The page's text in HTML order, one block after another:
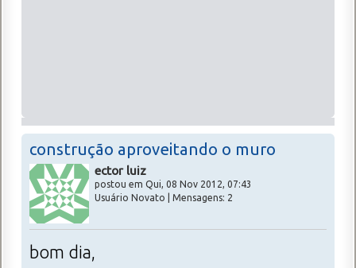
construção aproveitando o muro
ector luiz
postou em Qui, 08 Nov 2012, 07:43
Usuário Novato | Mensagens: 2
bom dia,